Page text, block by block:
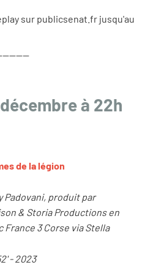
sur publicsenat.fr jusqu'au
à 22h
de la légion
Padovani, produit par
& Storia Productions en
3 Corse via Stella
- 2023